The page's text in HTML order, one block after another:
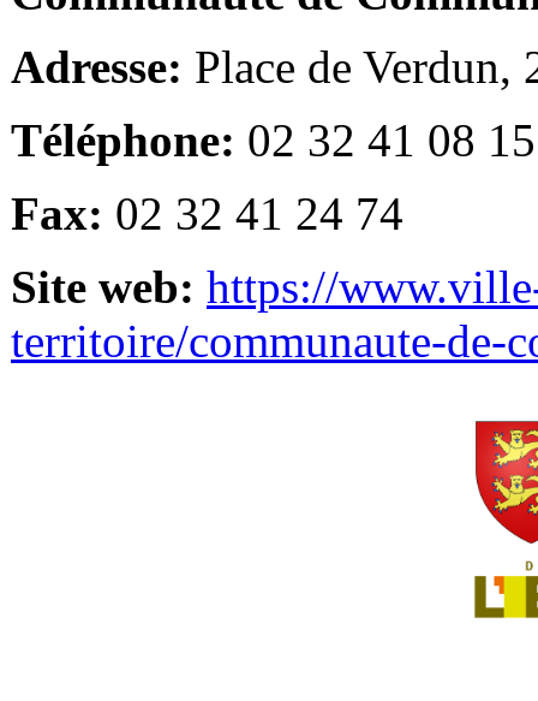
Adresse: Place de Verdun,
Téléphone: 02 32 41 08 15
Fax: 02 32 41 24 74
Site web: https://
territoire/communaute-de-